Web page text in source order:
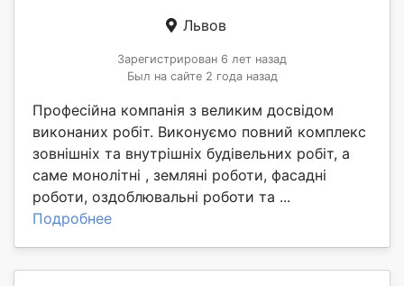
Львов
Зарегистрирован 6 лет назад
Был на сайте 2 года назад
Професійна компанія з великим досвідом
виконаних робіт. Виконуємо повний комплекс
зовнішніх та внутрішніх будівельних робіт, а
саме монолітні , земляні роботи, фасадні
роботи, оздоблювальні роботи та ...
Подробнее